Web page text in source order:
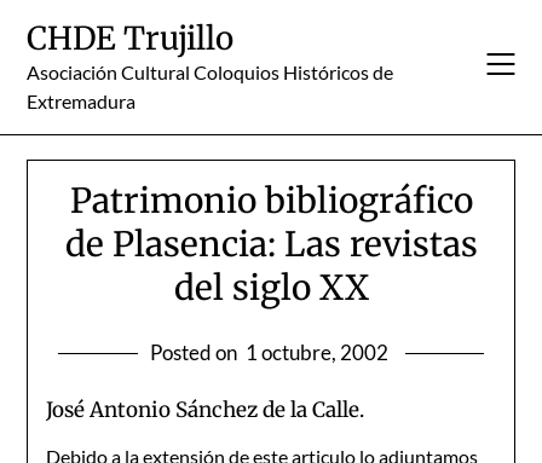
content
CHDE Trujillo
Asociación Cultural Coloquios Históricos de
Extremadura
Patrimonio bibliográfico
de Plasencia: Las revistas
del siglo XX
Posted on 1 octubre, 2002
José Antonio Sánchez de la Calle.
Debido a la extensión de este articulo lo adjuntamos